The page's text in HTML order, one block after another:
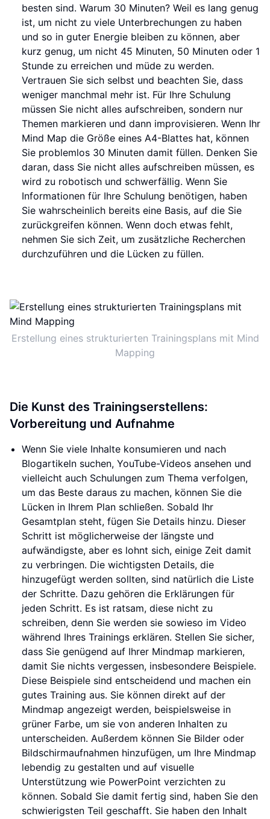
besten sind. Warum 30 Minuten? Weil es lang genug
ist, um nicht zu viele Unterbrechungen zu haben
und so in guter Energie bleiben zu können, aber
kurz genug, um nicht 45 Minuten, 50 Minuten oder 1
Stunde zu erreichen und müde zu werden.
Vertrauen Sie sich selbst und beachten Sie, dass
weniger manchmal mehr ist. Für Ihre Schulung
müssen Sie nicht alles aufschreiben, sondern nur
Themen markieren und dann improvisieren. Wenn Ihr
Mind Map die Größe eines A4-Blattes hat, können
Sie problemlos 30 Minuten damit füllen. Denken Sie
daran, dass Sie nicht alles aufschreiben müssen, es
wird zu robotisch und schwerfällig. Wenn Sie
Informationen für Ihre Schulung benötigen, haben
Sie wahrscheinlich bereits eine Basis, auf die Sie
zurückgreifen können. Wenn doch etwas fehlt,
nehmen Sie sich Zeit, um zusätzliche Recherchen
durchzuführen und die Lücken zu füllen.
Erstellung eines strukturierten Trainingsplans mit Mind
Mapping
Die Kunst des Trainingserstellens:
Vorbereitung und Aufnahme
Wenn Sie viele Inhalte konsumieren und nach
Blogartikeln suchen, YouTube-Videos ansehen und
vielleicht auch Schulungen zum Thema verfolgen,
um das Beste daraus zu machen, können Sie die
Lücken in Ihrem Plan schließen. Sobald Ihr
Gesamtplan steht, fügen Sie Details hinzu. Dieser
Schritt ist möglicherweise der längste und
aufwändigste, aber es lohnt sich, einige Zeit damit
zu verbringen. Die wichtigsten Details, die
hinzugefügt werden sollten, sind natürlich die Liste
der Schritte. Dazu gehören die Erklärungen für
jeden Schritt. Es ist ratsam, diese nicht zu
schreiben, denn Sie werden sie sowieso im Video
während Ihres Trainings erklären. Stellen Sie sicher,
dass Sie genügend auf Ihrer Mindmap markieren,
damit Sie nichts vergessen, insbesondere Beispiele.
Diese Beispiele sind entscheidend und machen ein
gutes Training aus. Sie können direkt auf der
Mindmap angezeigt werden, beispielsweise in
grüner Farbe, um sie von anderen Inhalten zu
unterscheiden. Außerdem können Sie Bilder oder
Bildschirmaufnahmen hinzufügen, um Ihre Mindmap
lebendig zu gestalten und auf visuelle
Unterstützung wie PowerPoint verzichten zu
können. Sobald Sie damit fertig sind, haben Sie den
schwierigsten Teil geschafft. Sie haben den Inhalt